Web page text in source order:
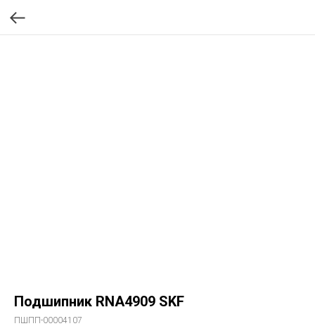
Подшипник RNA4909 SKF
ПШПП-00004107